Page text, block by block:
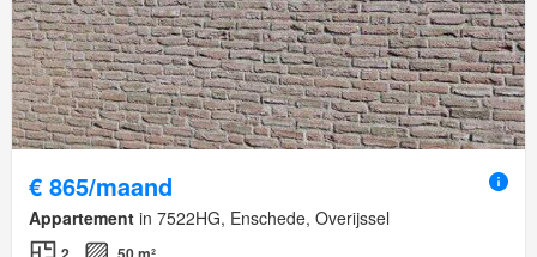
€ 865/maand
Appartement in 7522HG, Enschede, Overijssel